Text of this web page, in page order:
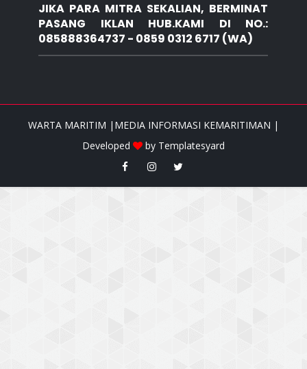
JIKA PARA MITRA SEKALIAN, BERMINAT
PASANG IKLAN HUB.KAMI DI NO.:
085888364737 - 0859 0312 6717 (WA)
WARTA MARITIM |MEDIA INFORMASI KEMARITIMAN |
Developed
by Templatesyard